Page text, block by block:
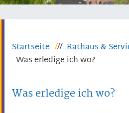
Startseite Rathaus &
Was erledige ich wo?
Was erledige ich wo?